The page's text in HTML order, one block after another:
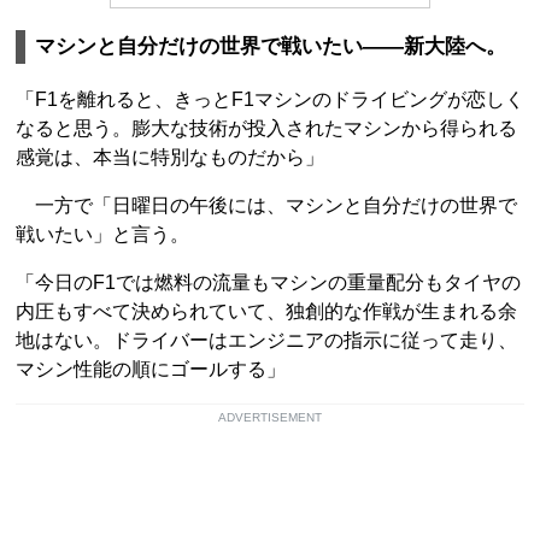
マシンと自分だけの世界で戦いたい――新大陸へ。
「F1を離れると、きっとF1マシンのドライビングが恋しく
なると思う。膨大な技術が投入されたマシンから得られる
感覚は、本当に特別なものだから」
一方で「日曜日の午後には、マシンと自分だけの世界で
戦いたい」と言う。
「今日のF1では燃料の流量もマシンの重量配分もタイヤの
内圧もすべて決められていて、独創的な作戦が生まれる余
地はない。ドライバーはエンジニアの指示に従って走り、
マシン性能の順にゴールする」
ADVERTISEMENT